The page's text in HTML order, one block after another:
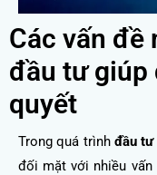
Các vấn đề
đầu tư giúp
quyết
Trong quá trìnhđầu tư
đối mặt với nhiều